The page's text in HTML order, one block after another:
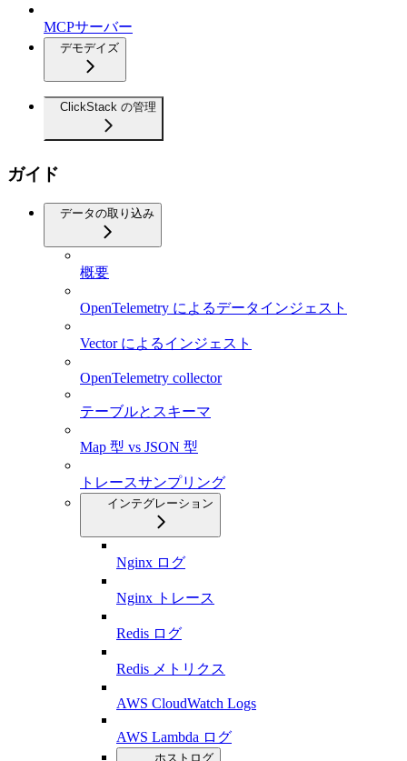
MCPサーバー
デモデイズ
ClickStack の管理
ガイド
データの取り込み
概要
OpenTelemetry によるデータインジェスト
Vector によるインジェスト
OpenTelemetry collector
テーブルとスキーマ
Map 型 vs JSON 型
トレースサンプリング
インテグレーション
Nginx ログ
Nginx トレース
Redis ログ
Redis メトリクス
AWS CloudWatch Logs
AWS Lambda ログ
ホストログ